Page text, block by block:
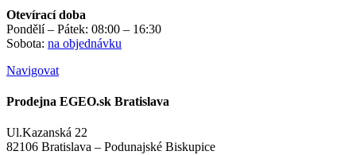
Otevírací doba
Pondělí – Pátek: 08:00 – 16:30
Sobota: na objednávku
Navigovat
Prodejna EGEO.sk Bratislava
Ul.Kazanská 22
82106 Bratislava – Podunajské Biskupice